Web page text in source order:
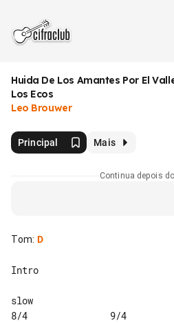
Huida De Los Amantes Por El
Los Ecos
Leo Brouwer
Principal Mais
Continua depois
Tom: D
Intro
slow
8/4